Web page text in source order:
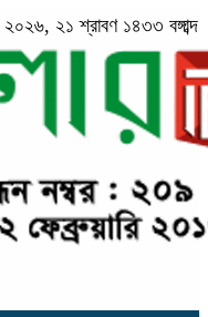
২১ শ্রাবণ ১৪৩৩ বঙ্গাব্দ